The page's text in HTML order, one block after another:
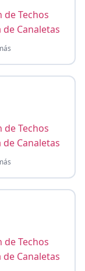
Techos
Canaletas
Techos
Canaletas
Techos
Canaletas